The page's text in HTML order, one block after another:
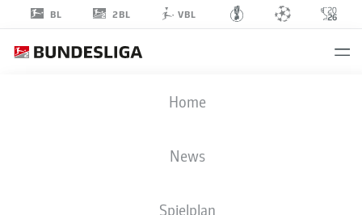
BL 2BL VBL
Home
News
Spielplan